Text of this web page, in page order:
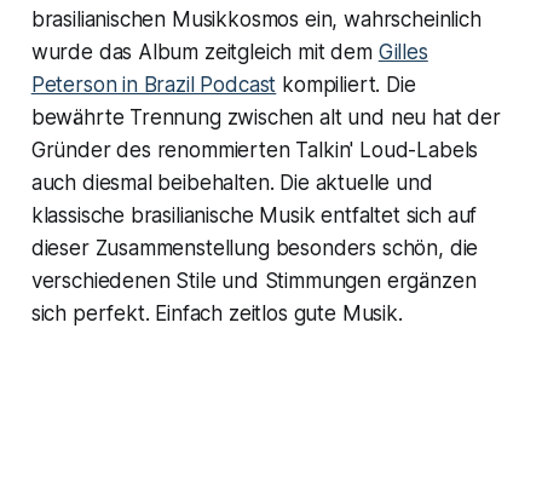
brasilianischen Musikkosmos ein, wahrscheinlich
wurde das Album zeitgleich mit dem Gilles
Peterson in Brazil Podcast kompiliert. Die
bewährte Trennung zwischen alt und neu hat der
Gründer des renommierten Talkin' Loud-Labels
auch diesmal beibehalten. Die aktuelle und
klassische brasilianische Musik entfaltet sich auf
dieser Zusammenstellung besonders schön, die
verschiedenen Stile und Stimmungen ergänzen
sich perfekt. Einfach zeitlos gute Musik.